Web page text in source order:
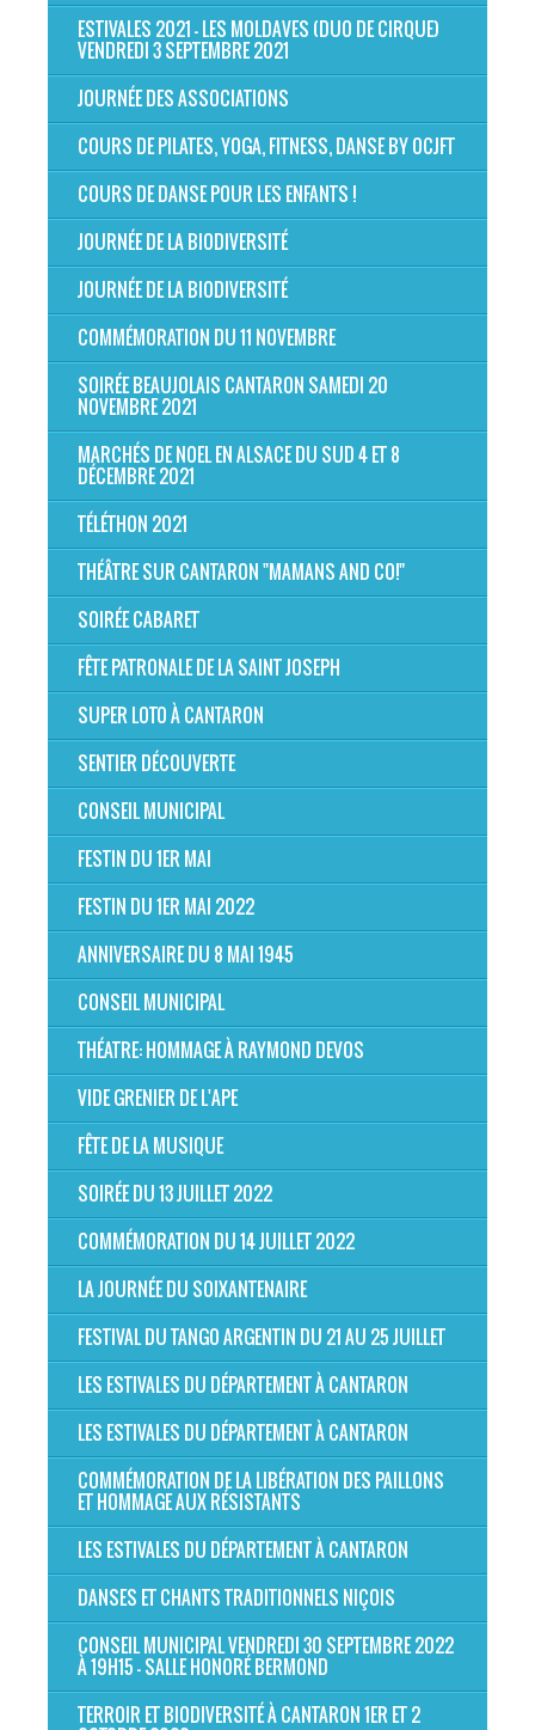
ESTIVALES 2021 - LES MOLDAVES (DUO DE CIRQUE)
VENDREDI 3 SEPTEMBRE 2021
JOURNÉE DES ASSOCIATIONS
COURS DE PILATES, YOGA, FITNESS, DANSE BY OCJFT
COURS DE DANSE POUR LES ENFANTS !
JOURNÉE DE LA BIODIVERSITÉ
JOURNÉE DE LA BIODIVERSITÉ
COMMÉMORATION DU 11 NOVEMBRE
SOIRÉE BEAUJOLAIS CANTARON SAMEDI 20
NOVEMBRE 2021
MARCHÉS DE NOEL EN ALSACE DU SUD 4 ET 8
DÉCEMBRE 2021
TÉLÉTHON 2021
THÉÂTRE SUR CANTARON "MAMANS AND CO!"
SOIRÉE CABARET
FÊTE PATRONALE DE LA SAINT JOSEPH
SUPER LOTO À CANTARON
SENTIER DÉCOUVERTE
CONSEIL MUNICIPAL
FESTIN DU 1ER MAI
FESTIN DU 1ER MAI 2022
ANNIVERSAIRE DU 8 MAI 1945
CONSEIL MUNICIPAL
THÉATRE: HOMMAGE À RAYMOND DEVOS
VIDE GRENIER DE L'APE
FÊTE DE LA MUSIQUE
SOIRÉE DU 13 JUILLET 2022
COMMÉMORATION DU 14 JUILLET 2022
LA JOURNÉE DU SOIXANTENAIRE
FESTIVAL DU TANGO ARGENTIN DU 21 AU 25 JUILLET
LES ESTIVALES DU DÉPARTEMENT À CANTARON
LES ESTIVALES DU DÉPARTEMENT À CANTARON
COMMÉMORATION DE LA LIBÉRATION DES PAILLONS
ET HOMMAGE AUX RÉSISTANTS
LES ESTIVALES DU DÉPARTEMENT À CANTARON
DANSES ET CHANTS TRADITIONNELS NIÇOIS
CONSEIL MUNICIPAL VENDREDI 30 SEPTEMBRE 2022
À 19H15 - SALLE HONORÉ BERMOND
TERROIR ET BIODIVERSITÉ À CANTARON 1ER ET 2